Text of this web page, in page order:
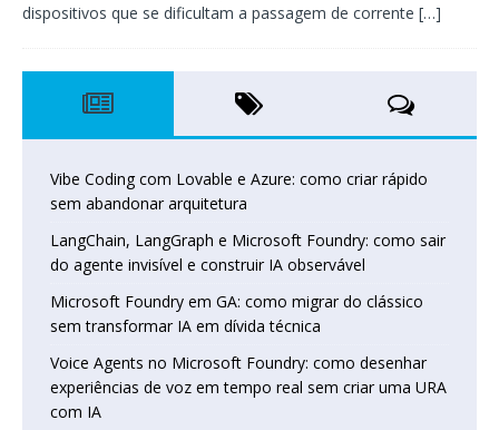
dispositivos que se dificultam a passagem de corrente […]
Vibe Coding com Lovable e Azure: como criar rápido
sem abandonar arquitetura
LangChain, LangGraph e Microsoft Foundry: como sair
do agente invisível e construir IA observável
Microsoft Foundry em GA: como migrar do clássico
sem transformar IA em dívida técnica
Voice Agents no Microsoft Foundry: como desenhar
experiências de voz em tempo real sem criar uma URA
com IA